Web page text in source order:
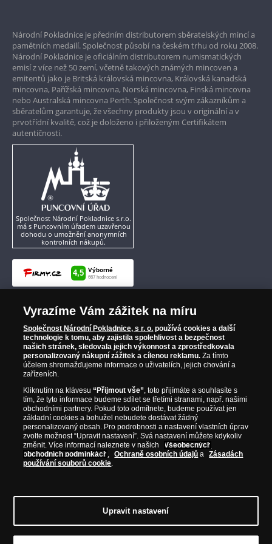
Garance nejvyšší kvality
Pouze originální produkty
Národní Pokladnice je předním distributorem sběratelských mincí a
pamětních medailí. Společnost působí na českém trhu od roku 2008.
Národní Pokladnice je oficiálním distributorem numismatických
emisí z více než 50 zemí, včetně takových známých mincoven a
emitentů jako je Britská královská mincovna, Královská kanadská
mincovna, Pařížská mincovna, Norská mincovna, Finská mincovna
nebo Australská mincovna Perth. Společnost svým zákazníkům a
sběratelům garantuje, že všechny produkty jsou v originální a v
prvotřídní kvalitě, což je doloženo i přiloženým Certifikátem
autentičnosti.
Společnost Národní Pokladnice s.r.o.
má s Puncovním úřadem uzavřenou
dohodu o umožnění anonymních
kontrolních nákupů.
Vyrazíme Vám zážitek na míru
Společnost Národní Pokladnice, s r. o. používá cookies a další
technologie k tomu, aby zajistila spolehlivost a bezpečnost
našich stránek, sledovala jejich výkonnost a zprostředkovala
personalizovaný nákupní zážitek a cílenou reklamu. Za tímto
účelem shromažďujeme informace o uživatelích, jejich chování a
zařízeních.
Kliknutím na klávesu“Přijmout vše”, toto přijímáte a souhlasíte s
tím, že tyto informace budeme sdílet se třetími stranami, např. našimi
obchodními partnery. Pokud toto odmítnete, budeme používat jen
základní cookies a bohužel nebudete dostávat žádný
personalizovaný obsah. Pro podrobnosti a nastavení vlastních úprav
zvolte možnost “Upravit nastavení”. Svá nastavení můžete kdykoliv
změnit. Více informací naleznete v našich
Všeobecných
obchodních podmínkách , Ochraně osobních údajů a
Zásadách
používání souborů cookie.
Upravit nastavení